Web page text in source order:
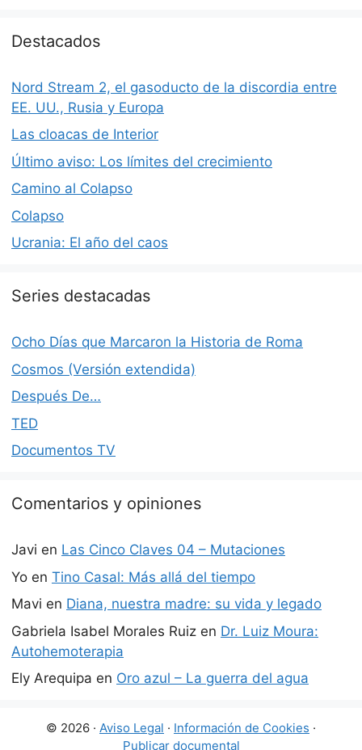
Destacados
Nord Stream 2, el gasoducto de la discordia entre
EE. UU., Rusia y Europa
Las cloacas de Interior
Último aviso: Los límites del crecimiento
Camino al Colapso
Colapso
Ucrania: El año del caos
Series destacadas
Ocho Días que Marcaron la Historia de Roma
Cosmos (Versión extendida)
Después De…
TED
Documentos TV
Comentarios y opiniones
Javi en Las Cinco Claves 04 – Mutaciones
Yo en Tino Casal: Más allá del tiempo
Mavi en Diana, nuestra madre: su vida y legado
Gabriela Isabel Morales Ruiz en Dr. Luiz Moura:
Autohemoterapia
Ely Arequipa en Oro azul – La guerra del agua
© 2026 · Aviso Legal · Información de Cookies ·
Publicar documental